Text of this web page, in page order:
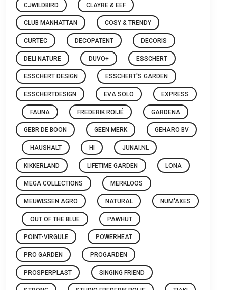
CJWILDBIRD CLAYRE & EEF
CLUB MANHATTAN COSY & TRENDY
CURTEC DECOPATENT DECORIS
DELI NATURE DUVO+ ESSCHERT
ESSCHERT DESIGN ESSCHERT'S GARDEN
ESSCHERTDESIGN EVA SOLO EXPRESS
FAUNA FREDERIK ROIJÉ GARDENA
GEBR DE BOON GEEN MERK GEHARO BV
HAUSHALT HI JUNAI.NL
KIKKERLAND LIFETIME GARDEN LONA
MEGA COLLECTIONS MERKLOOS
MEUWISSEN AGRO NATURAL NUM'AXES
OUT OF THE BLUE PAWHUT
POINT-VIRGULE POWERHEAT
PRO GARDEN PROGARDEN
PROSPERPLAST SINGING FRIEND